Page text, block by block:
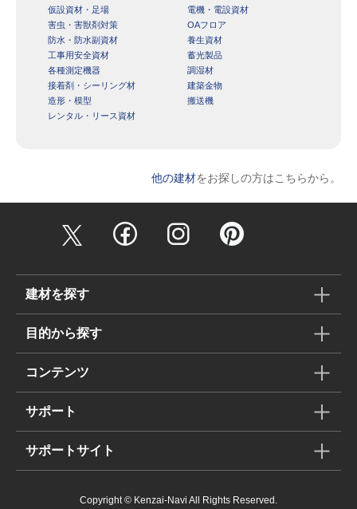
仮設資材・足場
電機・電設資材
害虫・害獣剤対策
OAフロア
防水・防水副資材
養生資材
工事用安全資材
蓄光製品
各種測定機器
調湿材
接着剤・シーリング材
建築金物
造形・模型
搬送機
レンタル・リース資材
他の建材をお探しの方はこちらから。
建材を探す
目的から探す
コンテンツ
サポート
サポートサイト
Copyright © Kenzai-Navi All Rights Reserved.